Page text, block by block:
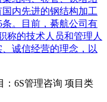
内先进的钢结构加工
。目前，綦航公司有
称的技术人员和管理人
诚信经营的理念，以
：6S管理咨询 项目类